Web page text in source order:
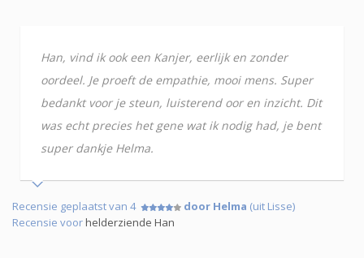
Han, vind ik ook een Kanjer, eerlijk en zonder
oordeel. Je proeft de empathie, mooi mens. Super
bedankt voor je steun, luisterend oor en inzicht. Dit
was echt precies het gene wat ik nodig had, je bent
super dankje Helma.
Recensie geplaatst van 4 door Helma (uit Lisse)
Recensie voorhelderziende Han